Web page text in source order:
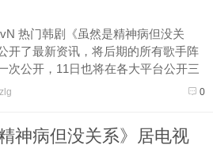
热门韩剧《虽然是精神病但没关
开了最新资讯，将后期的所有歌手阵
次公开，11日也将在各大平台公开三
，引发剧迷们的关注与讨论。 第
别专辑的三...
0
神病但没关系》居电视